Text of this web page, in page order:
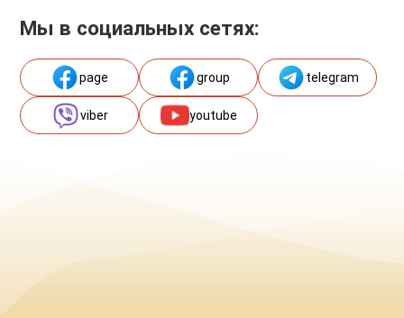
Мы в социальных сетях:
page group telegram
viber youtube